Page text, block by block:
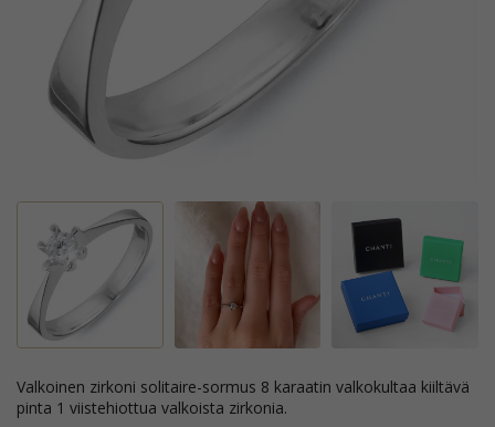
valkoinen zirkoni solitaire-sormus 8 karaatin valkokultaa kiiltävä
pinta 1 viistehiottua valkoista zirkonia.